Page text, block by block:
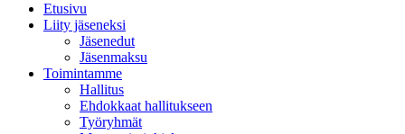
Etusivu
Liity jäseneksi
Jäsenedut
Jäsenmaksu
Toimintamme
Hallitus
Ehdokkaat hallitukseen
Työryhmät